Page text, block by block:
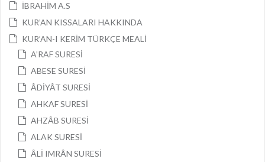
İBRAHİM A.S
KUR’AN KISSALARI HAKKINDA
KUR’AN-I KERİM TÜRKÇE MEALİ
A’RAF SURESİ
ABESE SURESİ
ÂDİYÂT SURESİ
AHKAF SURESİ
AHZÂB SURESİ
ALAK SURESİ
ÂLİ IMRÂN SURESİ